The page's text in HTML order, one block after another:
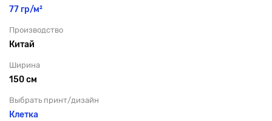
77 гр/м²
Производство
Китай
Ширина
150 см
Выбрать принт/дизайн
Клетка